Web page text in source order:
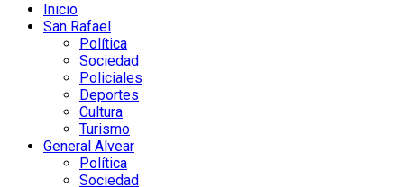
Inicio
San Rafael
Política
Sociedad
Policiales
Deportes
Cultura
Turismo
General Alvear
Política
Sociedad